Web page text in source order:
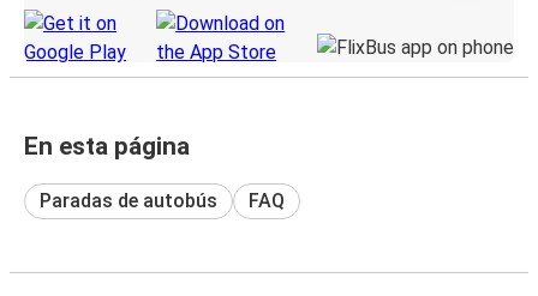
En esta página
Paradas de autobús FAQ